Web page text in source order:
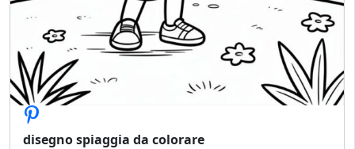
disegno spiaggia da colorare